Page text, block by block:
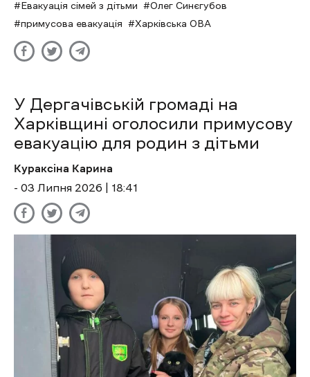
Евакуація сімей з дітьми
Олег Синєгубов
примусова евакуація
Харківська ОВА
У Дергачівській громаді на
Харківщині оголосили примусову
евакуацію для родин з дітьми
Кураксіна Карина
- 03 Липня 2026 | 18:41